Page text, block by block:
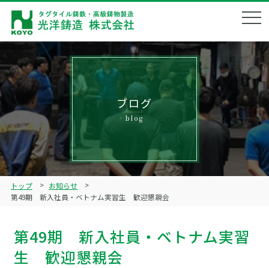
会社概要
Corporate profile
企業理念
Philosophy
製品ラインナップ
鋳造技術
Technical
Quality management
Blog
リクルート
ブログ
blog
トップ
お知らせ
第49期 新入社員・ベトナム実習生 歓迎懇親会
第49期 新入社員・ベトナム実習
生 歓迎懇親会